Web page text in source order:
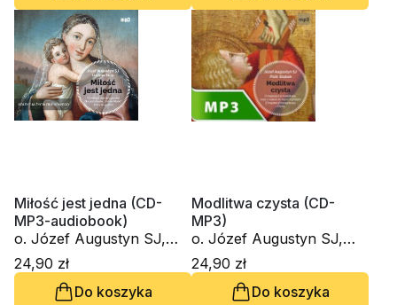
Miłość jest jedna (CD-
MP3-audiobook)
o. Józef Augustyn SJ,
Lucyna Słup
24,90 zł
Do koszyka
Modlitwa czysta (CD-
MP3)
o. Józef Augustyn SJ,
Piotr Słabek
24,90 zł
Do koszyka